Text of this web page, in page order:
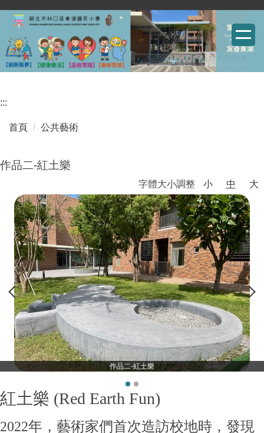
跳
主
要
區
:::
首頁 公共藝術
作品二-紅土樂
字體大小調整 小 中 大
作品二-紅土樂
紅土樂 (Red Earth Fun)
2022年，藝術家們首次造訪校地時，發現